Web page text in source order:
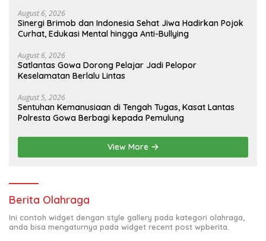
August 6, 2026
Sinergi Brimob dan Indonesia Sehat Jiwa Hadirkan Pojok
Curhat, Edukasi Mental hingga Anti-Bullying
August 6, 2026
Satlantas Gowa Dorong Pelajar Jadi Pelopor
Keselamatan Berlalu Lintas
August 5, 2026
Sentuhan Kemanusiaan di Tengah Tugas, Kasat Lantas
Polresta Gowa Berbagi kepada Pemulung
View More
Berita Olahraga
Ini contoh widget dengan style gallery pada kategori olahraga,
anda bisa mengaturnya pada widget recent post wpberita.